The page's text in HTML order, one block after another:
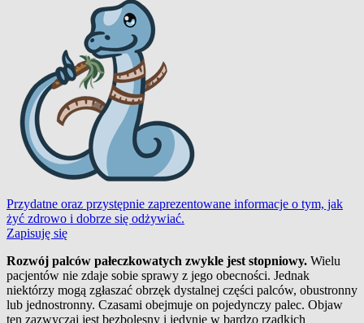
Przydatne oraz przystępnie zaprezentowane informacje o tym, jak
żyć zdrowo i dobrze się odżywiać.
Zapisuję się
Rozwój palców pałeczkowatych zwykle jest stopniowy. Wielu
pacjentów nie zdaje sobie sprawy z jego obecności. Jednak
niektórzy mogą zgłaszać obrzęk dystalnej części palców, obustronny
lub jednostronny. Czasami obejmuje on pojedynczy palec. Objaw
ten zazwyczaj jest bezbolesny i jedynie w bardzo rzadkich